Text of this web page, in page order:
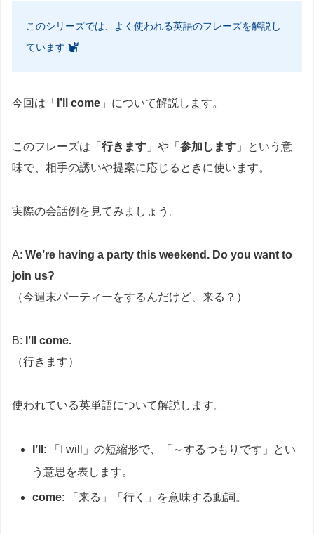
このシリーズでは、よく使われる英語のフレーズを解説し
ています
今回は「 I’ll come 」について解説します。
このフレーズは「 行きます 」や「 参加します 」という意
味で、相手の誘いや提案に応じるときに使います。
実際の会話例を見てみましょう。
A: We’re having a party this weekend. Do you want to
join us?
（今週末パーティーをするんだけど、来る？）
B: I’ll come.
（行きます）
使われている英単語について解説します。
I’ll : 「I will」の短縮形で、「～するつもりです」とい
う意思を表します。
come: 「来る」「行く」を意味する動詞。